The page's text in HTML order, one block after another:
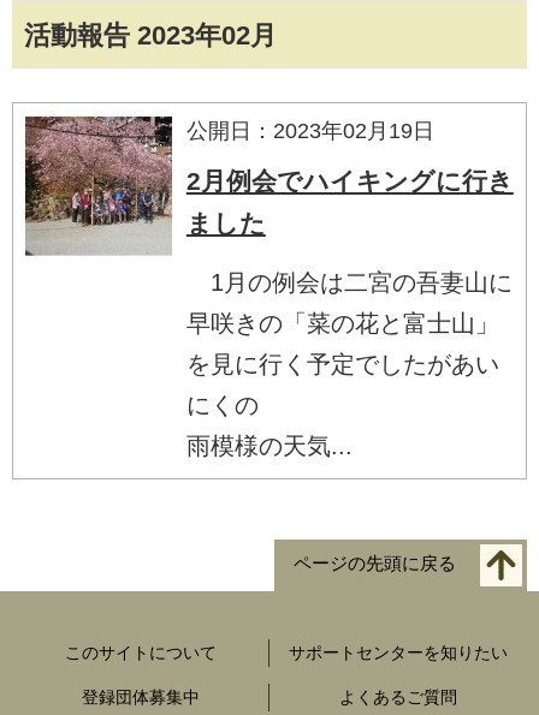
活動報告 2023年02月
公開日：2023年02月19日
2月例会でハイキングに行き
ました
1月の例会は二宮の吾妻山に
早咲きの「菜の花と富士山」
を見に行く予定でしたがあい
にくの
雨模様の天気...
ページの先頭に戻る
このサイトについて サポートセンターを知りたい
登録団体募集中 よくあるご質問